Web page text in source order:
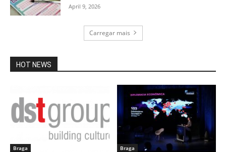
April 9, 2026
Carregar mais
HOT NEWS
Braga Braga